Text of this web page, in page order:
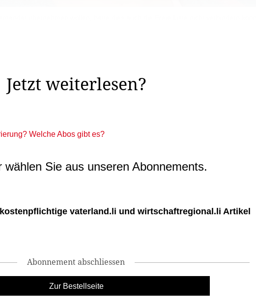
Jetzt weiterlesen?
Welche Abos gibt es?
Sie aus unseren Abonnements.
vaterland.li und wirtschaftregional.li Artikel
Abonnement abschliessen
Zur Bestellseite